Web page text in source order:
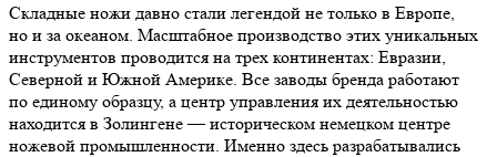
Складные ножи давно стали легендой не только в Европе,
но и за океаном. Масштабное производство этих уникальных
инструментов проводится на трех континентах: Евразии,
Северной и Южной Америке. Все заводы бренда работают
по единому образцу, а центр управления их деятельностью
находится в Золингене — историческом немецком центре
ножевой промышленности. Именно здесь разрабатывались